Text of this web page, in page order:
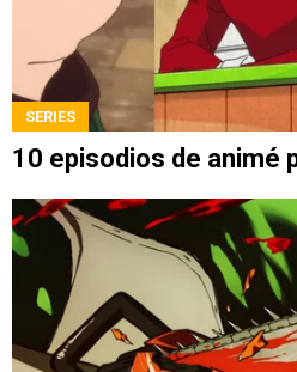
SERIES
10 episodios de animé